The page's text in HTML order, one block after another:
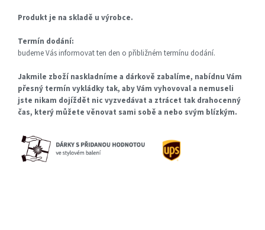
Produkt je na skladě u výrobce.
Termín dodání:
budeme Vás informovat ten den o přibližném termínu dodání.
Jakmile zboží naskladníme a dárkově zabalíme, nabídnu Vám
přesný termín vykládky tak, aby Vám vyhovoval a nemuseli
jste nikam dojíždět nic vyzvedávat a ztrácet tak drahocenný
čas, který můžete věnovat sami sobě a nebo svým blízkým.